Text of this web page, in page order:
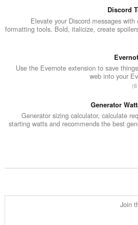
Discord
Elevate your Discord messages with
formatting tools. Bold, italicize, create
Use the Evernote extension to save
web into your
Generator
Generator sizing calculator, calculate
starting watts and recommends the best